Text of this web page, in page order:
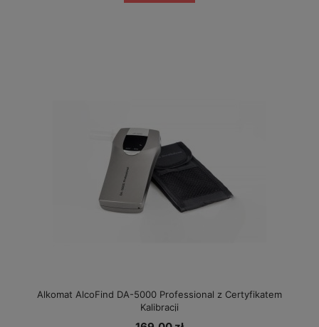
Alkomat AlcoFind DA-5000 Professional z Certyfikatem
Kalibracji